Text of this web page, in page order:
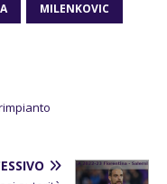
MILENKOVIC